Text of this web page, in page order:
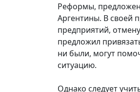
Реформы,
Аргентины. В своей
предприятий,
предложил
ни были, могут
ситуацию.
Однако следует